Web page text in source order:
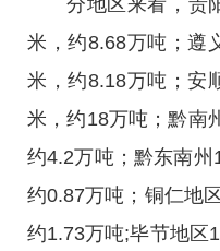
分地区来看，贵
米，约8.68万吨；遵
米，约8.18万吨；安
米，约18万吨；黔南
约4.2万吨；黔东南州
约0.87万吨；铜仁地
约1.73万吨;毕节地区